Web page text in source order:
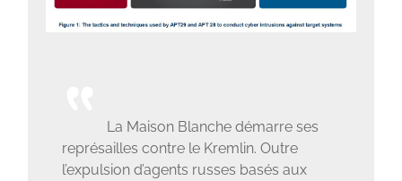
La Maison Blanche démarre ses
représailles contre le Kremlin. Outre
l’expulsion d’agents russes basés aux